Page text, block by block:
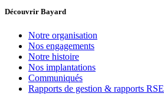
Découvrir Bayard
Notre organisation
Nos engagements
Notre histoire
Nos implantations
Communiqués
Rapports de gestion & rapports RSE